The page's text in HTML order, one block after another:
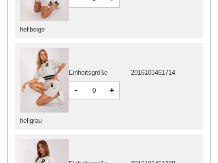
hellgrau
Einheitsgröße 2016103461714
- +
hellbeige